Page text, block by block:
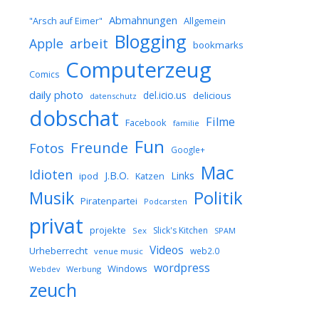
"Arsch auf Eimer" Abmahnungen Allgemein
Apple arbeit Blogging bookmarks
Comics Computerzeug
daily photo datenschutz del.icio.us delicious
dobschat Facebook familie Filme
Fotos Freunde Fun Google+
Idioten ipod J.B.O. Katzen Links Mac
Musik Piratenpartei Podcarsten Politik
privat projekte Sex Slick's Kitchen SPAM
Urheberrecht venue music Videos web2.0
Webdev Werbung Windows wordpress
zeuch